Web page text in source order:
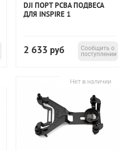
DJI ПОРТ PCBA ПОДВЕСА
ДЛЯ INSPIRE 1
2 633 руб
Сообщить о
поступлении
Нет в наличии